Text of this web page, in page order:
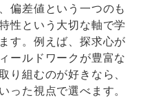
偏差値という一つのも
性という大切な軸で学
す。例えば、探求心が
ールドワークが豊富な
り組むのが好きなら、
った視点で選べます。